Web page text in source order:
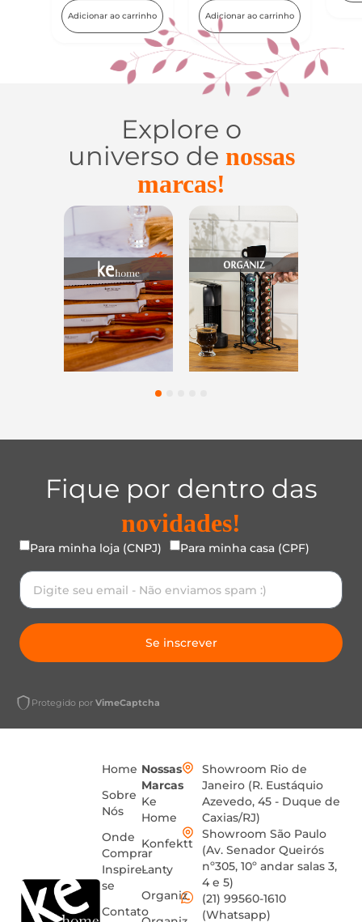
ao carrinho Adicionar ao carrinho
Explore o
universo de nossas
marcas!
Utensílios do
Lar
Casa e
Organização
45
Fique por dentro das
novidades!
Para minha loja (CNPJ) Para minha casa (CPF)
Se inscrever
Protegido por VimeCaptcha
Home
Sobre
Nós
Onde
Comprar
Inspire-
se
Contato
Nossas
Marcas
Ke
Home
Konfektt
Lanty
Organiz
Showroom Rio de
Janeiro (R. Eustáquio
Azevedo, 45 - Duque de
Caxias/RJ)
Showroom São Paulo
(Av. Senador Queirós
nº305, 10º andar salas 3,
4 e 5)
(21) 99560-1610
(Whatsapp)